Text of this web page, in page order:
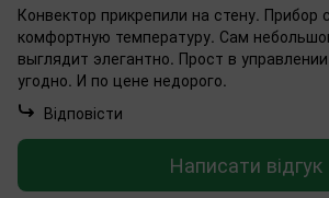
Конвектор прикрепили на стену. Прибор
комфортную температуру. Сам
выглядит элегантно. Прост в
угодно. И по цене недорого.
Відповісти
Написати відгук